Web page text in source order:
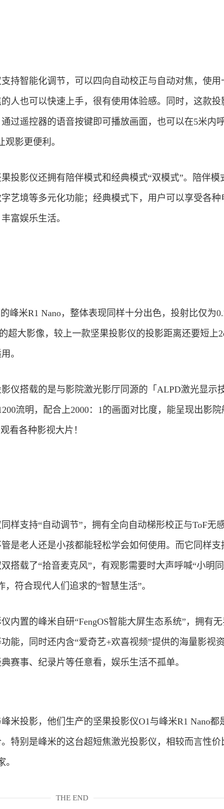
持智能化调节，可以四向自动校正与自动对焦，使用
人也可以快速上手，很有使用体验感。同时，这款投
过遥控器的语音按键即可播放画面，也可以在5米内
影更便利。
投影仪还拥有陪伴模式和经典模式“双模式”。陪伴模
艺境等多元化功能；经典模式下，用户可以享受各种
富娱乐生活。
峰米R1 Nano，整体表现同样十分出色，投射比仅为
超大影像，较上一款坚果投影仪的投影距离还要短上
。
仪搭载的是与影院激光影厅同源的「ALPD激光显示
流明，配合上2000：1的画面对比度，能呈现出影院
看各种影视大片！
样支持“自动调节”，拥有全向自动梯形校正与ToF无
是老人还是小孩都能轻松学会如何使用。而它同样支
搭载了“拾音麦克风”，有观影需要时大声呼喊“小明
符合现代人们追求的“智慧生活”。
内置的峰米自研“FengOS智能大屏生态系统”，拥有
能，同时还内含“爱奇艺+欢喜视频”提供的海量影视
赛事、纪录片等任意看，娱乐生活不孤单。
米投影，他们生产的坚果投影仪O1与峰米R1 Nano都
特别是峰米的这台超短焦激光投影仪，相较而言性价
THE END